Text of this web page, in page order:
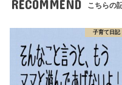
RECOMMEND こちらの
子育て日記